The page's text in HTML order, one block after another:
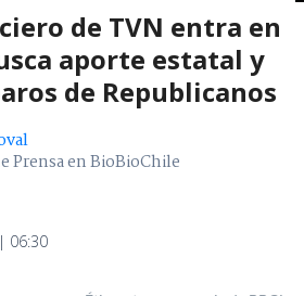
de TVN entra en
aporte estatal y
de Republicanos
Prensa en BioBioChile
06:30